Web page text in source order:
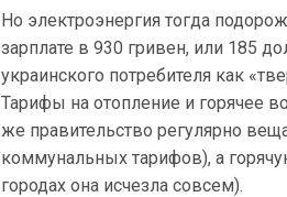
Но электроэнергия тогда
зарплате в 930 гривен, или 185
украинского потребителя как
Тарифы на отопление и горячее
же правительство регулярно
коммунальных тарифов), а
городах она исчезла совсем).